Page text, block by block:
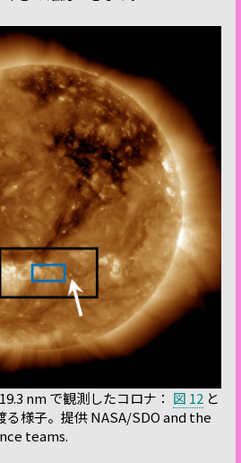
nm で観測したコロナ： 図 12 と
る様子。提供 NASA/SDO and the
teams.